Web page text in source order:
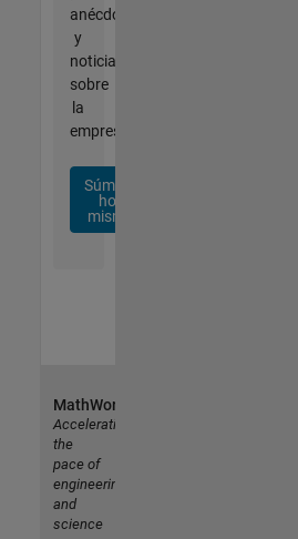
anécdotas
y
noticias
sobre
la
empresa.
Súmese
hoy
mismo
MathWorks
Accelerating
the
pace of
engineering
and
science